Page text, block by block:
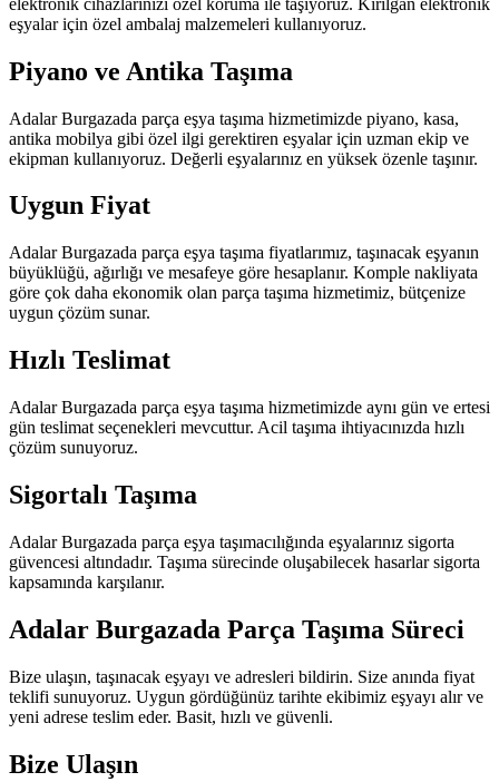
eşyalar için özel ambalaj malzemeleri kullanıyoruz.
Piyano ve Antika Taşıma
Adalar Burgazada parça eşya taşıma hizmetimizde piyano, kasa,
antika mobilya gibi özel ilgi gerektiren eşyalar için uzman ekip ve
ekipman kullanıyoruz. Değerli eşyalarınız en yüksek özenle taşınır.
Uygun Fiyat
Adalar Burgazada parça eşya taşıma fiyatlarımız, taşınacak eşyanın
büyüklüğü, ağırlığı ve mesafeye göre hesaplanır. Komple nakliyata
göre çok daha ekonomik olan parça taşıma hizmetimiz, bütçenize
uygun çözüm sunar.
Hızlı Teslimat
Adalar Burgazada parça eşya taşıma hizmetimizde aynı gün ve ertesi
gün teslimat seçenekleri mevcuttur. Acil taşıma ihtiyacınızda hızlı
çözüm sunuyoruz.
Sigortalı Taşıma
Adalar Burgazada parça eşya taşımacılığında eşyalarınız sigorta
güvencesi altındadır. Taşıma sürecinde oluşabilecek hasarlar sigorta
kapsamında karşılanır.
Adalar Burgazada Parça Taşıma Süreci
Bize ulaşın, taşınacak eşyayı ve adresleri bildirin. Size anında fiyat
teklifi sunuyoruz. Uygun gördüğünüz tarihte ekibimiz eşyayı alır ve
yeni adrese teslim eder. Basit, hızlı ve güvenli.
Bize Ulaşın